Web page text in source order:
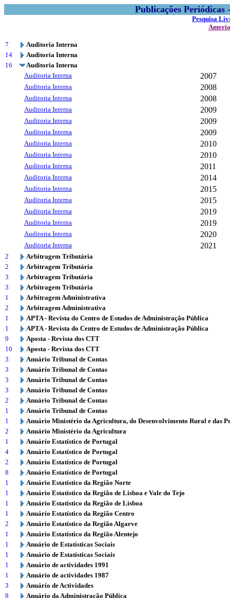
Publicações
Pesquisa
7
Auditoria Interna
14
Auditoria Interna
16
Auditoria Interna
Auditoria Interna
2007
Auditoria Interna 2008
Auditoria Interna 2008
Auditoria Interna 2009
Auditoria Interna 2009
Auditoria Interna 2009
Auditoria Interna 2010
Auditoria Interna 2010
Auditoria Interna 2011
Auditoria Interna 2014
Auditoria Interna 2015
Auditoria Interna 2015
Auditoria Interna 2019
Auditoria Interna 2019
Auditoria Interna 2020
Auditoria Interna 2021
2
Arbitragem Tributária
2
Arbitragem Tributária
3
Arbitragem Tributária
3
Arbitragem Tributária
1
Arbitragem Administrativa
2
Arbitragem Administrativa
1
APTA - Revista do Centro de Estudos de Administração Pública
1
APTA - Revista do Centro de Estudos de Administração Pública
9
Aposta - Revista dos CTT
10
Aposta - Revista dos CTT
3
Anuário Tribunal de Contas
3
Anuário Tribunal de Contas
3
Anuário Tribunal de Contas
3
Anuário Tribunal de Contas
2
Anuário Tribunal de Contas
1
Anuário Tribunal de Contas
1
Anuário Ministério da Agricultura, do Desenvolvimento Rural e das
2
Anuário Ministério da Agricultura
1
Anuário Estatístico de Portugal
4
Anuário Estatístico de Portugal
2
Anuário Estatístico de Portugal
8
Anuário Estatístico de Portugal
1
Anuário Estatístico da Região Norte
1
Anuário Estatístico da Região de Lisboa e Vale do Tejo
1
Anuário Estatístico da Região de Lisboa
1
Anuário Estatístico da Região Centro
2
Anuário Estatístico da Região Algarve
1
Anuário Estatístico da Região Alentejo
1
Anuário de Estatísticas Sociais
1
Anuário de Estatísticas Sociais
1
Anuário de actividades 1991
1
Anuário de actividades 1987
3
Anuário de Actividades
8
Anuário da Administração Pública